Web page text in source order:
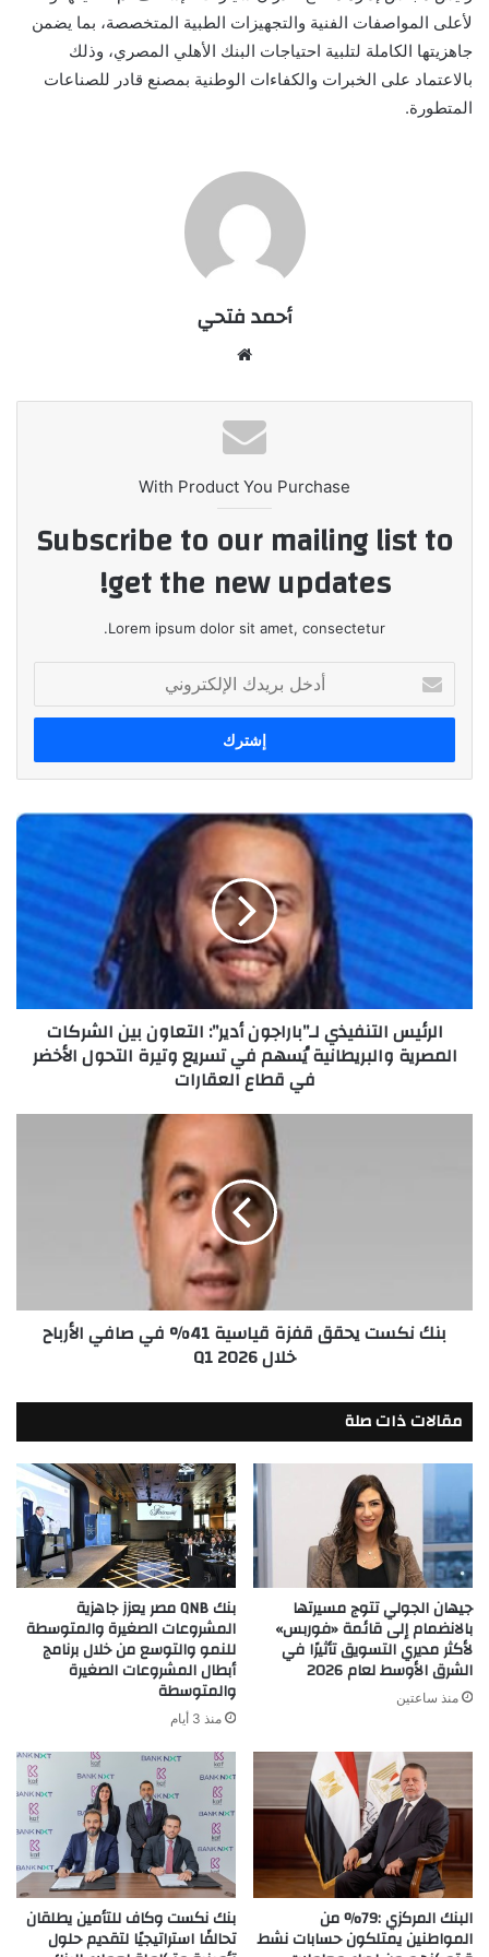
لأعلى المواصفات الفنية والتجهيزات الطبية المتخصصة، بما يضمن
جاهزيتها الكاملة لتلبية احتياجات البنك الأهلي المصري، وذلك
بالاعتماد على الخبرات والكفاءات الوطنية بمصنع قادر للصناعات
المتطورة.
أحمد فتحي
With Product You Purchase
Subscribe to our mailing list to
get the new updates!
Lorem ipsum dolor sit amet, consectetur.
بريدك
الإلكتروني
الرئيس
التنفيذي
لـ”باراجون
أدير”:
التعاون
الشركات
المصرية
والبريطانية
يُسهم
في
الرئيس التنفيذي لـ”باراجون أدير”: التعاون بين الشركات
المصرية والبريطانية يُسهم في تسريع وتيرة التحول الأخضر
في قطاع العقارات
الأرباح
بنك نكست يحقق قفزة قياسية 41% في صافي الأرباح
خلال Q1 2026
مقالات ذات صلة
جيهان الجولي تتوج مسيرتها
بالانضمام إلى قائمة «فوربس»
لأكثر مديري التسويق تأثيرًا في
الشرق الأوسط لعام 2026
منذ ساعتين
بنك QNB مصر يعزز جاهزية
المشروعات الصغيرة والمتوسطة
للنمو والتوسع من خلال برنامج
أبطال المشروعات الصغيرة
والمتوسطة
منذ 3 أيام
البنك المركزي :79% من
المواطنين يمتلكون حسابات نشط
بنك نكست وكاف للتأمين يطلقان
تحالفًا استراتيجيًا لتقديم حلول